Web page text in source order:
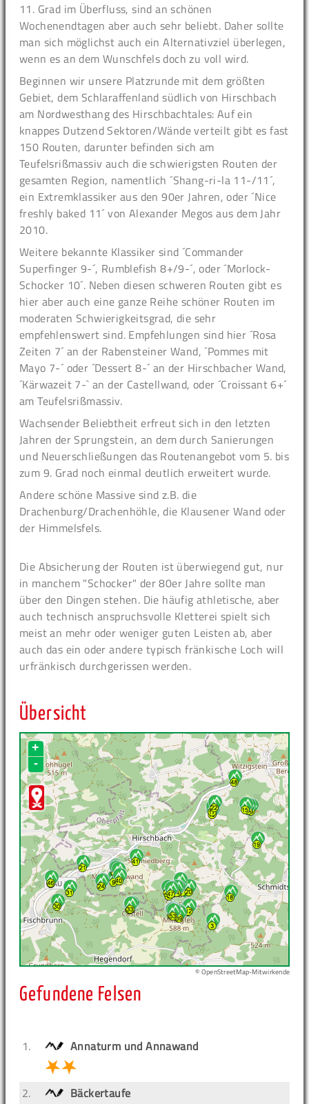
11. Grad im Überfluss, sind an schönen
Wochenendtagen aber auch sehr beliebt. Daher sollte
man sich möglichst auch ein Alternativziel überlegen,
wenn es an dem Wunschfels doch zu voll wird.
Beginnen wir unsere Platzrunde mit dem größten
Gebiet, dem Schlaraffenland südlich von Hirschbach
am Nordwesthang des Hirschbachtales: Auf ein
knappes Dutzend Sektoren/Wände verteilt gibt es fast
150 Routen, darunter befinden sich am
Teufelsrißmassiv auch die schwierigsten Routen der
gesamten Region, namentlich ´Shang-ri-la 11-/11´,
ein Extremklassiker aus den 90er Jahren, oder ´Nice
freshly baked 11´ von Alexander Megos aus dem Jahr
2010.
Weitere bekannte Klassiker sind ´Commander
Superfinger 9-´, Rumblefish 8+/9-´, oder ´Morlock-
Schocker 10´. Neben diesen schweren Routen gibt es
hier aber auch eine ganze Reihe schöner Routen im
moderaten Schwierigkeitsgrad, die sehr
empfehlenswert sind. Empfehlungen sind hier ´Rosa
Zeiten 7´ an der Rabensteiner Wand, ´Pommes mit
Mayo 7-´ oder ´Dessert 8-´ an der Hirschbacher Wand,
´Kärwazeit 7-` an der Castellwand, oder ´Croissant 6+´
am Teufelsrißmassiv.
Wachsender Beliebtheit erfreut sich in den letzten
Jahren der Sprungstein, an dem durch Sanierungen
und Neuerschließungen das Routenangebot vom 5. bis
zum 9. Grad noch einmal deutlich erweitert wurde.
Andere schöne Massive sind z.B. die
Drachenburg/Drachenhöhle, die Klausener Wand oder
der Himmelsfels.
Die Absicherung der Routen ist überwiegend gut, nur
in manchem "Schocker" der 80er Jahre sollte man
über den Dingen stehen. Die häufig athletische, aber
auch technisch anspruchsvolle Kletterei spielt sich
meist an mehr oder weniger guten Leisten ab, aber
auch das ein oder andere typisch fränkische Loch will
urfränkisch durchgerissen werden.
Übersicht
+
-
© OpenStreetMap-Mitwirkende
Gefundene Felsen
1. Annaturm und Annawand
2. Bäckertaufe